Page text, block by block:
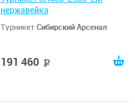
нержавейка
ТурникетСибирский Арсенал
191 460